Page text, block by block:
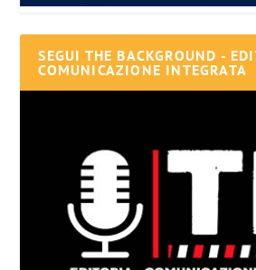
SEGUI THE BACKGROUND -
COMUNICAZIONE INTEGRATA